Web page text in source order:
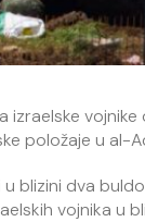
izraelske vojnike
položaje u al-
blizini dva
vojnika u